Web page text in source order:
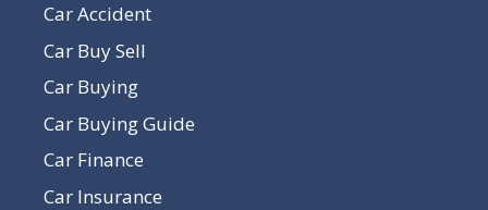
Car Accident
Car Buy Sell
Car Buying
Car Buying Guide
Car Finance
Car Insurance